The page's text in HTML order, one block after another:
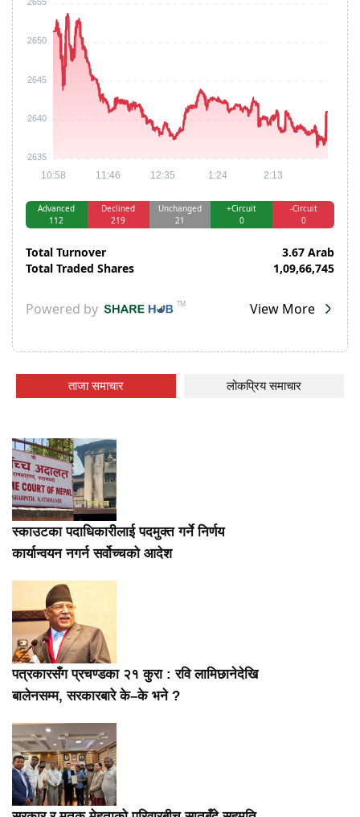
ताजा समाचार लोकप्रिय समाचार
स्काउटका पदाधिकारीलाई पदमुक्त गर्ने निर्णय
कार्यान्वयन नगर्न सर्वोच्चको आदेश
पत्रकारसँग प्रचण्डका २१ कुरा : रवि लामिछानेदेखि
बालेनसम्म, सरकारबारे के–के भने ?